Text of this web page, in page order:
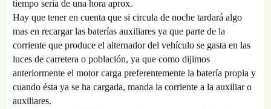
tiempo seria de una hora aprox.
Hay que tener en cuenta que si circula de noche tardará algo
mas en recargar las baterías auxiliares ya que parte de la
corriente que produce el alternador del vehículo se gasta en las
luces de carretera o población, ya que como dijimos
anteriormente el motor carga preferentemente la batería propia y
cuando ésta ya se ha cargada, manda la corriente a la auxiliar o
auxiliares.